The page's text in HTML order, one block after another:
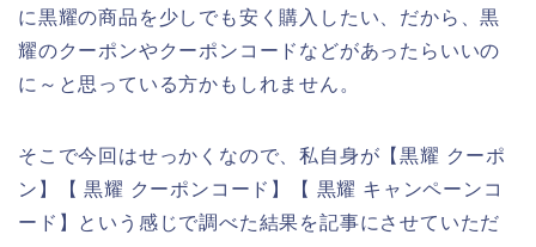
に黒耀の商品を少しでも安く購入したい、だから、黒
耀のクーポンやクーポンコードなどがあったらいいの
に～と思っている方かもしれません。
そこで今回はせっかくなので、私自身が【黒耀 クーポ
ン】【 黒耀 クーポンコード】【 黒耀 キャンペーンコ
ード】という感じで調べた結果を記事にさせていただ